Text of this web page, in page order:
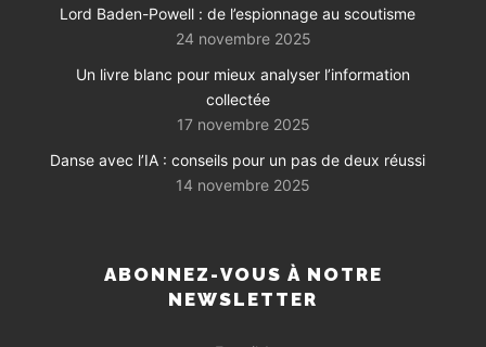
Lord Baden-Powell : de l’espionnage au scoutisme
24 novembre 2025
Un livre blanc pour mieux analyser l’information
collectée
17 novembre 2025
Danse avec l’IA : conseils pour un pas de deux réussi
14 novembre 2025
ABONNEZ-VOUS À NOTRE
NEWSLETTER